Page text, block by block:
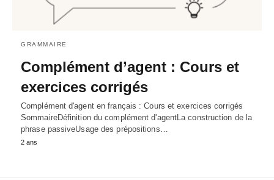
GRAMMAIRE
Complément d’agent : Cours et
exercices corrigés
Complément d'agent en français : Cours et exercices corrigés
SommaireDéfinition du complément d'agentLa construction de la
phrase passiveUsage des prépositions…
2 ans